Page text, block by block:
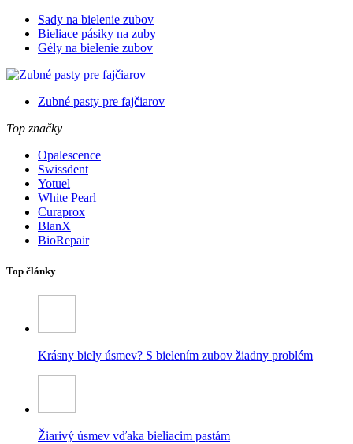
Sady na bielenie zubov
Bieliace pásiky na zuby
Gély na bielenie zubov
Zubné pasty pre fajčiarov
Top značky
Opalescence
Swissdent
Yotuel
White Pearl
Curaprox
BlanX
BioRepair
Top články
Krásny biely úsmev? S bielením zubov žiadny problém
Žiarivý úsmev vďaka bieliacim pastám